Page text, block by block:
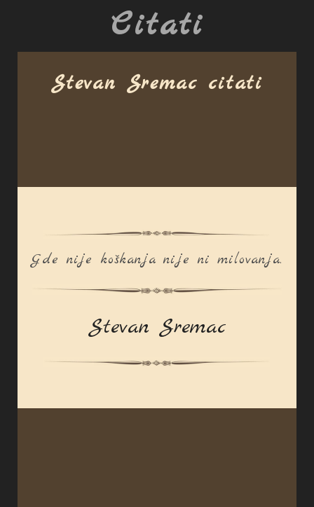
Citati
Stevan Sremac citati
Gde nije koškanja nije ni milovanja.
Stevan Sremac